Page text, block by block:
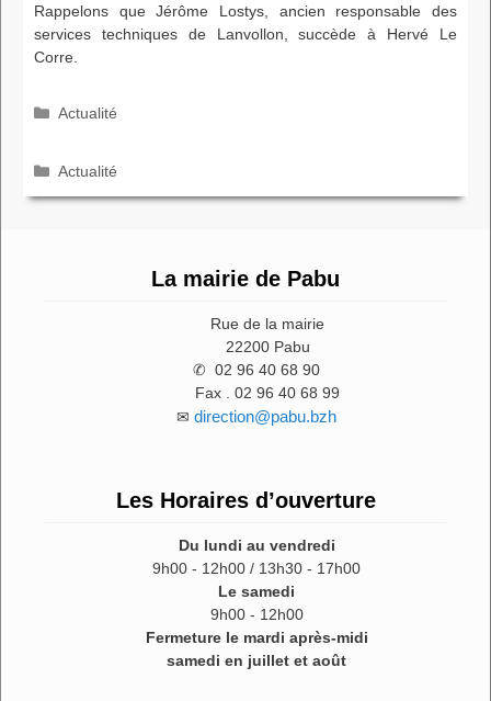
Rappelons que Jérôme Lostys, ancien responsable des
services techniques de Lanvollon, succède à Hervé Le
Corre.
Catégories
Actualité
Catégories
Actualité
La mairie de Pabu
Rue de la mairie
22200 Pabu
✆ 02 96 40 68 90
Fax . 02 96 40 68 99
✉ direction@pabu.bzh
Les Horaires d’ouverture
Du lundi au vendredi
9h00 - 12h00 / 13h30 - 17h00
Le samedi
9h00 - 12h00
Fermeture le mardi après-midi
samedi en juillet et août